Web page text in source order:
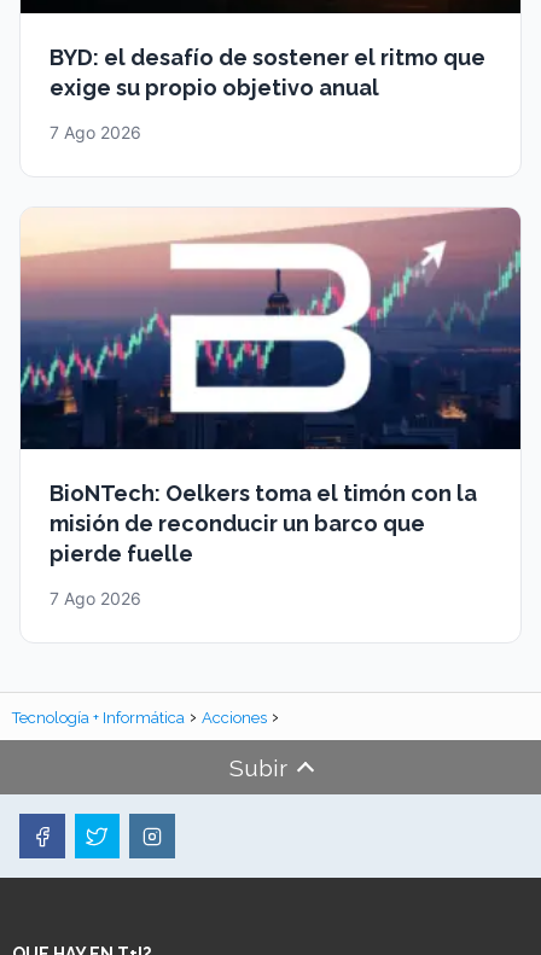
BYD: el desafío de sostener el ritmo que
exige su propio objetivo anual
7 Ago 2026
BioNTech: Oelkers toma el timón con la
misión de reconducir un barco que
pierde fuelle
7 Ago 2026
Tecnología + Informática Acciones
Subir